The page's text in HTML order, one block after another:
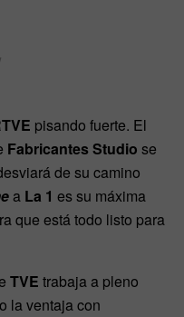
pisando fuerte. El
Fabricantes Studio se
de su camino
a La 1 es su máxima
que está todo listo para
TVE trabaja a pleno
la ventaja con